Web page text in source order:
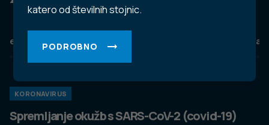
katero od številnih stojnic.
PODROBNO
eZdravje
KORONAVIRUS
Spremljanje okužb s SARS-CoV-2 (covid-19)